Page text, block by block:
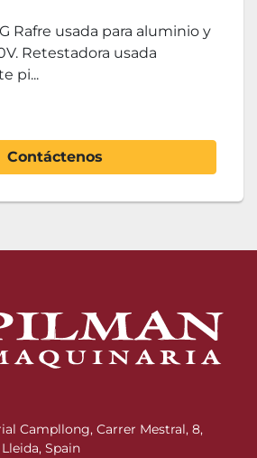
Rafre usada para aluminio y
Retestadora usada
pi...
Contáctenos
Campllong, Carrer Mestral, 8,
Spain